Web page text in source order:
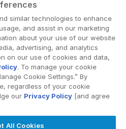
de colaboração segura e
de documentos online que
entre diferentes
e regiões geográficas. Sua
ferramentas para
espaços de trabalho
data room virtual (VDR).
similar technologies to enhance
and assist in our marketing
about your use of our website
advertising, and analytics
on our use of cookies and data,
. To manage your cookie
Cookie Settings.” By
regardless of your cookie
our Privacy Policy [and agree
All Cookies